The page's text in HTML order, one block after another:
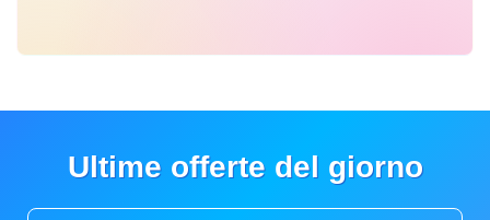
Ultime offerte del giorno